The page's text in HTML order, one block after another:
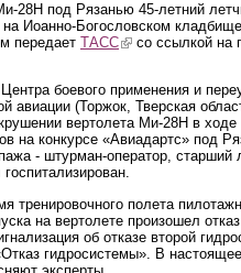
28Н под Рязанью 45-летний
на Иоанно-Богословском
передает ТАСС(link is external)
со ссылкой на
боевого применения и
авиации (Торжок, Тверская
вертолета Ми-28Н в ходе
на конкурсе «Авиадартс» под
- штурман-оператор, старший
полета
на вертолете произошел
об отказе второй
гидросистемы». В